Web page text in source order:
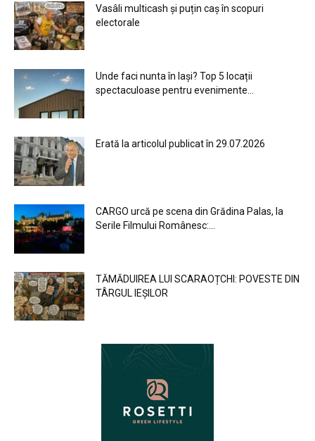
Vasâli multicash și puțin caș în scopuri
electorale
Unde faci nunta în Iași? Top 5 locații
spectaculoase pentru evenimente...
Erată la articolul publicat în 29.07.2026
CARGO urcă pe scena din Grădina Palas, la
Serile Filmului Românesc:...
TĂMĂDUIREA LUI SCARAOȚCHI: POVESTE DIN
TÂRGUL IEȘILOR